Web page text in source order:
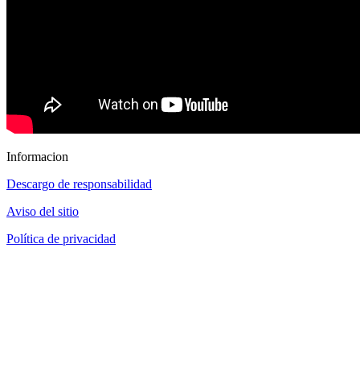
Informacion
Descargo de responsabilidad
Aviso del sitio
Política de privacidad